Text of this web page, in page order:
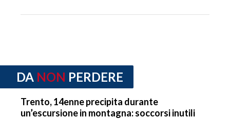
DA NON PERDERE
Trento, 14enne precipita durante
un’escursione in montagna: soccorsi inutili